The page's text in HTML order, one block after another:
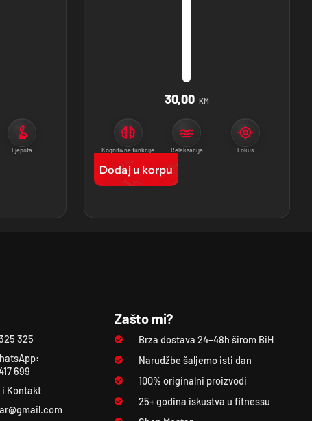
Ljepota
30,00 KM
Kognitivne funkcije Relaksacija Fokus
Dodaj u korpu
325
699
Kontakt
Zašto mi?
Brza dostava 24–48h širom BiH
Narudžbe šaljemo isti dan
100% originalni proizvodi
25+ godina iskustva u fitnessu